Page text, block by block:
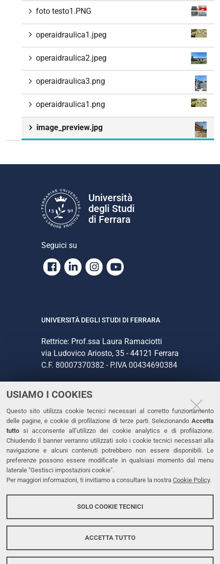
USIAMO I COOKIES
Questo sito utilizza cookie tecnici necessari al corretto funzionamento
delle pagine, e cookie di profilazione di terze parti. Selezionando Accetta
tutto si acconsente all’utilizzo dei cookie analytics e di profilazione.
Chiudendo il banner verranno utilizzati solo i cookie tecnici necessari alla
navigazione e alcuni contenuti potrebbero non essere disponibili. Le
preferenze possono essere modificate in qualsiasi momento dal menu
laterale "Gestisci impostazioni cookie".
Per maggiori informazioni, ti invitiamo a consultare la nostra Cookie Policy.
SOLO COOKIE TECNICI
ACCETTA TUTTO
foto testo1.PNG
operaidraulica1.jpeg
operaidraulica2.jpeg
operaidraulica3.png
operaidraulica1.png
image_preview.jpg
Università
degli Studi
di Ferrara
Seguici su
Facebook
LinkedinInstagram
Youtube
UNIVERSITÀ DEGLI STUDI DI FERRARA
Rettrice: Prof.ssa Laura Ramaciotti
via Ludovico Ariosto, 35 - 44121 Ferrara
C.F. 80007370382 - P.IVA 00434690384
CONTATTI
Tel. +39 0532 293111
Fax. +39 0532 293031
PEC
LINKS
Dichiarazione di accessibilità
Protezione dati personali